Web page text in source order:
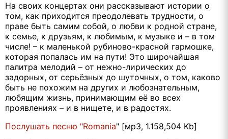
На своих концертах они рассказывают истории о
том, как приходится преодолевать трудности, о
праве быть самим собой, о любви к родной стране,
к семье, к друзьям, к любимым, к музыке и – в том
числе! – к маленькой рубиново-красной гармошке,
которая попалась им на пути! Это широчайшая
палитра мелодий – от нежно-лирических до
задорных, от серьёзных до шуточных, о том, каково
быть не похожим на других и любознательным,
любящим жизнь, принимающим её во всех
проявлениях – и в нищете, и в радостях.
Послушать песню "Romania" [мр3, 1.158,504 Kb]